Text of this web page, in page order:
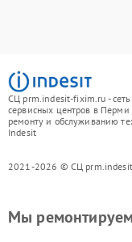
СЦ prm.indesit-fixim.ru - сеть
сервисных центров в Перми
ремонту и обслуживанию
Indesit
2021-2026 © СЦ
Мы